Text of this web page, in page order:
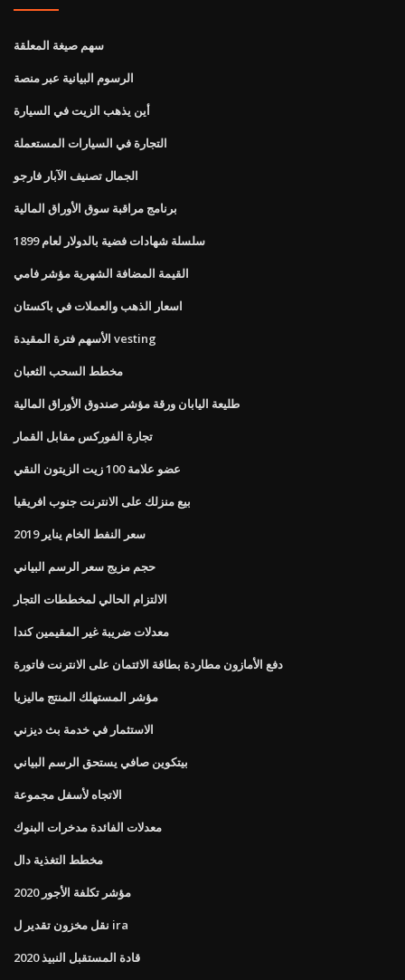
سهم صيغة المعلقة
الرسوم البيانية عبر منصة
أين يذهب الزيت في السيارة
التجارة في السيارات المستعملة
الجمال تصنيف الآبار فارجو
برنامج مراقبة سوق الأوراق المالية
سلسلة شهادات فضية بالدولار لعام 1899
القيمة المضافة الشهرية مؤشر فامي
اسعار الذهب والعملات في باكستان
الأسهم فترة المقيدة vesting
مخطط السحب الثعبان
طليعة اليابان ورقة مؤشر صندوق الأوراق المالية
تجارة الفوركس مقابل القمار
عضو علامة 100 زيت الزيتون النقي
بيع منزلك على الانترنت جنوب افريقيا
سعر النفط الخام يناير 2019
حجم مزيج سعر الرسم البياني
الالتزام الحالي لمخططات التجار
معدلات ضريبة غير المقيمين كندا
دفع الأمازون مطاردة بطاقة الائتمان على الانترنت فاتورة
مؤشر المستهلك المنتج ماليزيا
الاستثمار في خدمة بث ديزني
بيتكوين صافي يستحق الرسم البياني
الاتجاه لأسفل مجموعة
معدلات الفائدة مدخرات البنوك
مخطط التغذية دال
مؤشر تكلفة الأجور 2020
نقل مخزون تقدير ل ira
قادة المستقبل النبيذ 2020